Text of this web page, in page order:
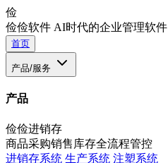
俭
俭俭软件 AI时代的企业管理软件
首页
产品/服务
产品
俭俭进销存
商品采购销售库存全流程管控
进销存系统 生产系统 注塑系统